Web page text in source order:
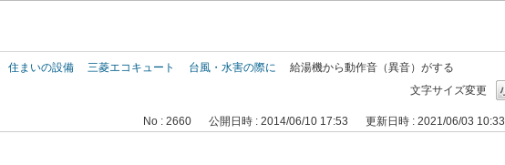
住まいの設備 三菱エコキュート 台風・水害の際に
給湯機から動作音（異音）がする
文字サイズ変更
No : 2660 公開日時 : 2014/06/10 17:53 更新日時 : 2021/06/03 10:33